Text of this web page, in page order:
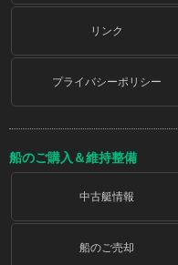
リンク
プライバシーポリシー
船のご購入＆維持整備
中古艇情報
船のご売却